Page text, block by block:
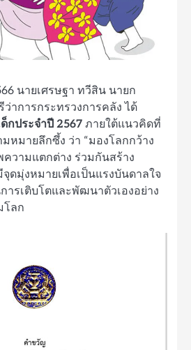
นายเศรษฐา ทวีสิน นายก
าการกระทรวงการคลัง ได้
กประจำปี 2567ภายใต้แนวคิดที่
หมายลึกซึ้ง ว่า “มองโลกกว้าง
ความแตกต่าง ร่วมกันสร้าง
ดมุ่งหมายเพื่อเป็นแรงบันดาลใจ
ารเติบโตและพัฒนาตัวเองอย่าง
โลก